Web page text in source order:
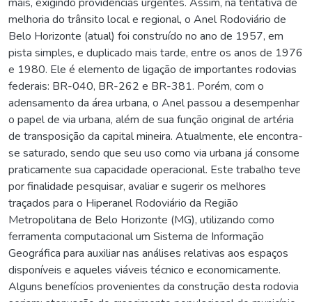
melhoria do trânsito local e regional, o Anel Rodoviário de
Belo Horizonte (atual) foi construído no ano de 1957, em
pista simples, e duplicado mais tarde, entre os anos de 1976
e 1980. Ele é elemento de ligação de importantes rodovias
federais: BR-040, BR-262 e BR-381. Porém, com o
adensamento da área urbana, o Anel passou a desempenhar
o papel de via urbana, além de sua função original de artéria
de transposição da capital mineira. Atualmente, ele encontra-
se saturado, sendo que seu uso como via urbana já consome
praticamente sua capacidade operacional. Este trabalho teve
por finalidade pesquisar, avaliar e sugerir os melhores
traçados para o Hiperanel Rodoviário da Região
Metropolitana de Belo Horizonte (MG), utilizando como
ferramenta computacional um Sistema de Informação
Geográfica para auxiliar nas análises relativas aos espaços
disponíveis e aqueles viáveis técnico e economicamente.
Alguns benefícios provenientes da construção desta rodovia